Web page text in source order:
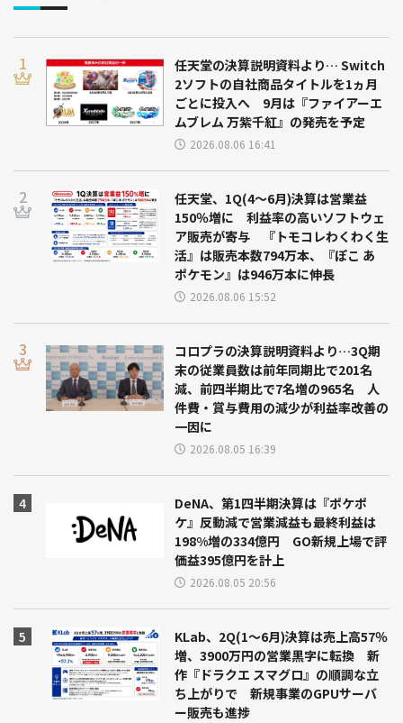
任天堂の決算説明資料より… Switch
2ソフトの自社商品タイトルを1ヵ月
ごとに投入へ 9月は『ファイアーエ
ムブレム 万紫千紅』の発売を予定
2026.08.06 16:41
任天堂、1Q(4～6月)決算は営業益
150％増に 利益率の高いソフトウェ
ア販売が寄与 『トモコレわくわく生
活』は販売本数794万本、『ぽこ あ
ポケモン』は946万本に伸長
2026.08.06 15:52
コロプラの決算説明資料より…3Q期
末の従業員数は前年同期比で201名
減、前四半期比で7名増の965名 人
件費・賞与費用の減少が利益率改善の
一因に
2026.08.05 16:39
DeNA、第1四半期決算は『ポケポ
ケ』反動減で営業減益も最終利益は
198%増の334億円 GO新規上場で評
価益395億円を計上
2026.08.05 20:56
KLab、2Q(1～6月)決算は売上高57％
増、3900万円の営業黒字に転換 新
作『ドラクエ スマグロ』の順調な立
ち上がりで 新規事業のGPUサーバ
ー販売も進捗